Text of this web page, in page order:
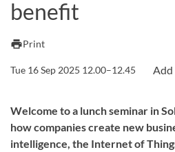
benefit
printPrint
Tue 16 Sep 2025 12.00–12.45
Welcome to a lunch seminar in
how companies create new
intelligence, the Internet of